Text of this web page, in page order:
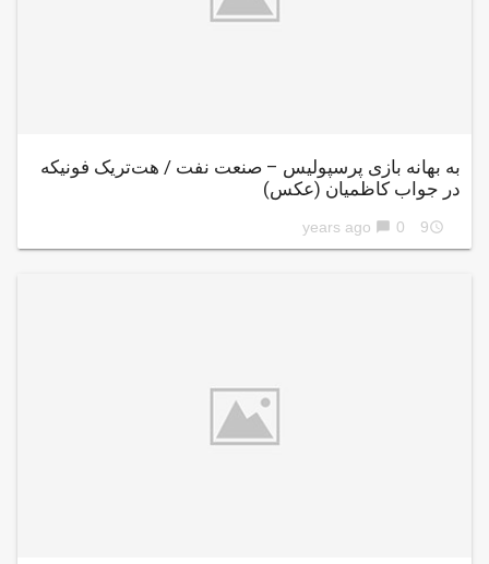
به بهانه بازی پرسپولیس – صنعت نفت / هت‌تریک فونیکه
در جواب کاظمیان (عکس)
access_time
9 years ago
chat_bubble 0